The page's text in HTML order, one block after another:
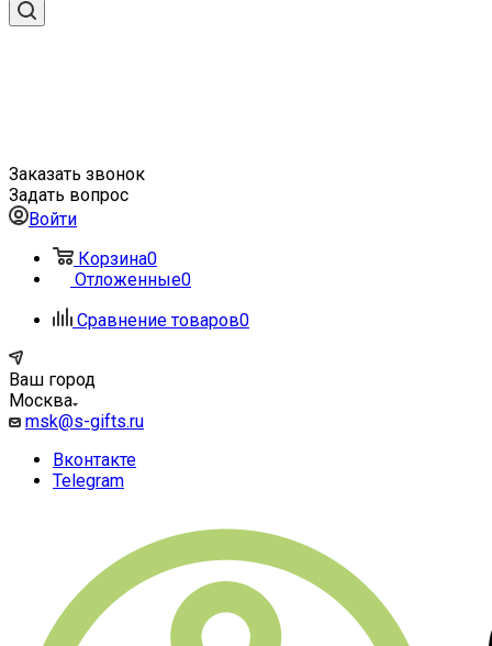
Заказать звонок
Задать вопрос
Войти
Корзина0
Отложенные0
Сравнение товаров0
Ваш город
Москва
msk@s-gifts.ru
Вконтакте
Telegram